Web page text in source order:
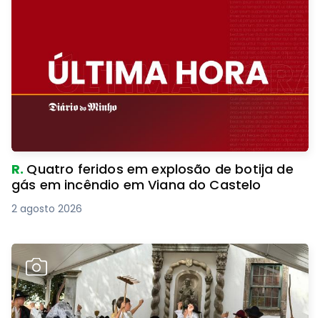
R. Quatro feridos em explosão de botija de
gás em incêndio em Viana do Castelo
2 agosto 2026